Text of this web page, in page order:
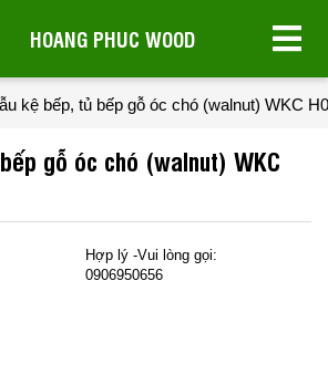
HOANG PHUC WOOD
kệ bếp, tủ bếp gỗ óc chó (walnut) WKC
gỗ óc chó (walnut) WKC
Hợp lý -Vui lòng gọi:
0906950656